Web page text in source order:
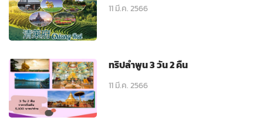
11 มี.ค. 2566
ทริปลำพูน 3 วัน 2 คืน
11 มี.ค. 2566